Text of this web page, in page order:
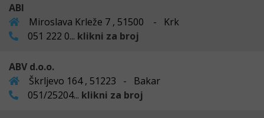
ABI
Miroslava Krleže 7 , 51500 - Krk
051 222 0... klikni za broj
ABV d.o.o.
Škrljevo 164 , 51223 - Bakar
051/25204... klikni za broj